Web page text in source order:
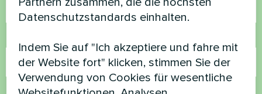
Datenschutzstandards einhalten.
Indem Sie auf "Ich akzeptiere und fahre mit
der Website fort" klicken, stimmen Sie der
Verwendung von Cookies für wesentliche